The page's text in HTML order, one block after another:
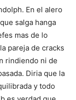
En el alero
salga hanga
mas de lo
pareja de cracks
rindiendo ni de
Diria que la
y todo